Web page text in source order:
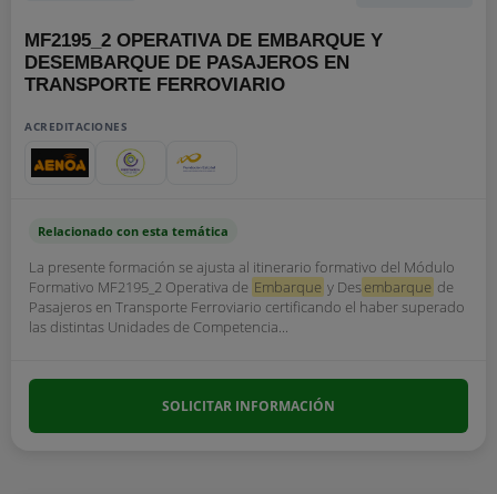
MF2195_2 OPERATIVA DE EMBARQUE Y
DESEMBARQUE DE PASAJEROS EN
TRANSPORTE FERROVIARIO
ACREDITACIONES
Relacionado con esta temática
La presente formación se ajusta al itinerario formativo del Módulo
Formativo MF2195_2 Operativa de Embarque y Desembarque de
Pasajeros en Transporte Ferroviario certificando el haber superado
las distintas Unidades de Competencia...
SOLICITAR INFORMACIÓN